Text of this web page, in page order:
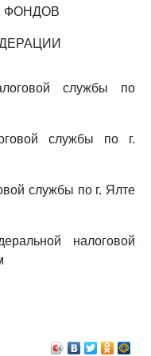
ФОНДОВ
службы по
службы по г.
службы по г. Ялте
налоговой